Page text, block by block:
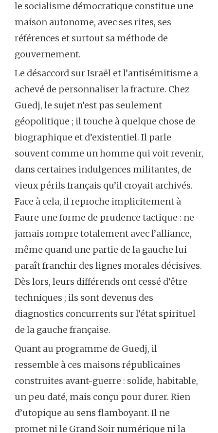
le socialisme démocratique constitue une
maison autonome, avec ses rites, ses
références et surtout sa méthode de
gouvernement.
Le désaccord sur Israël et l’antisémitisme a
achevé de personnaliser la fracture. Chez
Guedj, le sujet n’est pas seulement
géopolitique ; il touche à quelque chose de
biographique et d’existentiel. Il parle
souvent comme un homme qui voit revenir,
dans certaines indulgences militantes, de
vieux périls français qu’il croyait archivés.
Face à cela, il reproche implicitement à
Faure une forme de prudence tactique : ne
jamais rompre totalement avec l’alliance,
même quand une partie de la gauche lui
paraît franchir des lignes morales décisives.
Dès lors, leurs différends ont cessé d’être
techniques ; ils sont devenus des
diagnostics concurrents sur l’état spirituel
de la gauche française.
Quant au programme de Guedj, il
ressemble à ces maisons républicaines
construites avant-guerre : solide, habitable,
un peu daté, mais conçu pour durer. Rien
d’utopique au sens flamboyant. Il ne
promet ni le Grand Soir numérique ni la